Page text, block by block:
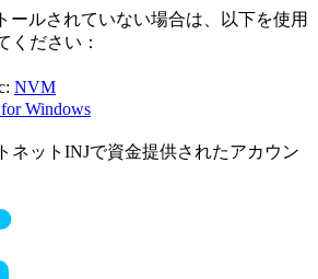
ールされていない場合は、以下を使用
ください：
NVM
Windows
ネットINJで資金提供されたアカウン